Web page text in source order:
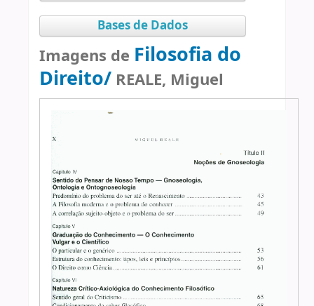
Bases de Dados
Imagens de Filosofia do
Direito/ REALE, Miguel